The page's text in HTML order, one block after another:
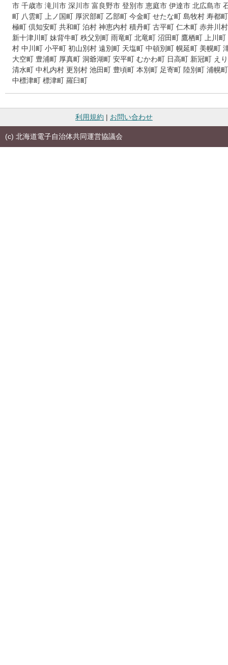
市 千歳市 滝川市 深川市 富良野市 登別市 恵庭市 伊達市 北広島市
町 八雲町 上ノ国町 厚沢部町 乙部町 今金町 せたな町 島牧村 寿都町
極町 倶知安町 共和町 泊村 神恵内村 積丹町 古平町 仁木町 赤井川村
新十津川町 妹背牛町 秩父別町 雨竜町 北竜町 沼田町 鷹栖町
上川町
村 中川町 小平町 初山別村 遠別町 天塩町 中頓別町 幌延町 美幌町
大空町 豊浦町 厚真町 洞爺湖町 安平町 むかわ町 日高町 新冠町 え
清水町 中札内村 更別村 池田町 豊頃町 本別町 足寄町 陸別町 浦幌町
中標津町 標津町 羅臼町
利用規約 | お問い合わせ
(c) 北海道電子自治体共同運営協議会